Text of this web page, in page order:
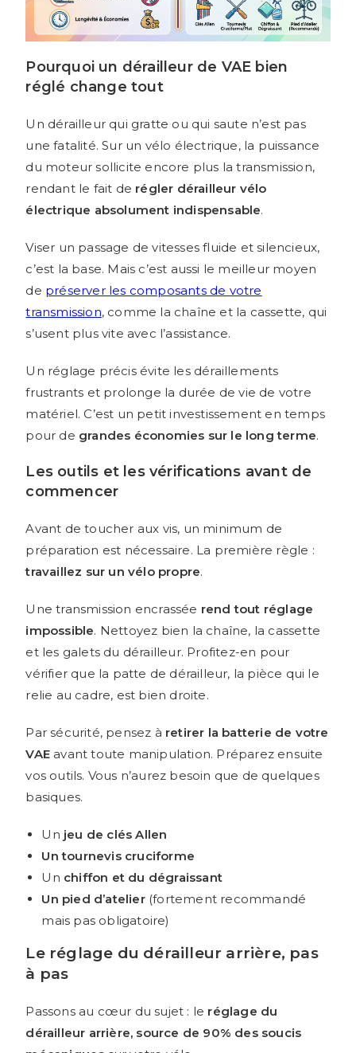
Pourquoi un dérailleur de VAE bien
réglé change tout
Un dérailleur qui gratte ou qui saute n’est pas
une fatalité. Sur un vélo électrique, la puissance
du moteur sollicite encore plus la transmission,
rendant le fait de régler dérailleur vélo
électrique absolument indispensable.
Viser un passage de vitesses fluide et silencieux,
c’est la base. Mais c’est aussi le meilleur moyen
de préserver les composants de votre
transmission, comme la chaîne et la cassette, qui
s’usent plus vite avec l’assistance.
Un réglage précis évite les déraillements
frustrants et prolonge la durée de vie de votre
matériel. C’est un petit investissement en temps
pour de grandes économies sur le long terme.
Les outils et les vérifications avant de
commencer
Avant de toucher aux vis, un minimum de
préparation est nécessaire. La première règle :
travaillez sur un vélo propre.
Une transmission encrassée rend tout réglage
impossible. Nettoyez bien la chaîne, la cassette
et les galets du dérailleur. Profitez-en pour
vérifier que la patte de dérailleur, la pièce qui le
relie au cadre, est bien droite.
Par sécurité, pensez à retirer la batterie de votre
VAE avant toute manipulation. Préparez ensuite
vos outils. Vous n’aurez besoin que de quelques
basiques.
Un jeu de clés Allen
Un tournevis cruciforme
Un chiffon et du dégraissant
Un pied d’atelier(fortement recommandé
mais pas obligatoire)
Le réglage du dérailleur arrière, pas
à pas
Passons au cœur du sujet : le réglage du
dérailleur arrière, source de 90% des soucis